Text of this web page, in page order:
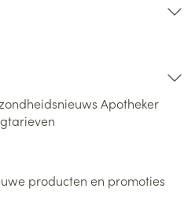
Apotheker
producten en promoties